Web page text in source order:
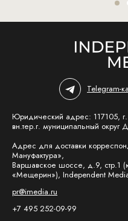
Telegram-
Юридический адрес: 117105,
вн.тер.г. муниципальный
Адрес для доставки
Мануфактура»,
Варшавское шоссе, д.9, стр.1
«Мещерин»), Independent
pr@imedia.ru
+7 495 252-09-99